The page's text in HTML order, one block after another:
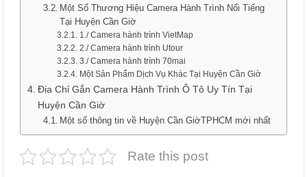
Một Số Thương Hiệu Camera Hành Trình Nổi Tiếng
Tại Huyện Cần Giờ
1./ Camera hành trình VietMap
2./ Camera hành trình Utour
3./ Camera hành trình 70mai
Một Sản Phẩm Dịch Vụ Khác Tại Huyện Cần Giờ
Địa Chỉ Gắn Camera Hành Trình Ô Tô Uy Tín Tại
Huyện Cần Giờ
Một số thông tin về Huyện Cần GiờTPHCM mới nhất
Rate this post